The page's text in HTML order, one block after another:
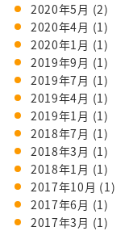
2020年5月 (2)
2020年4月 (1)
2020年1月 (1)
2019年9月 (1)
2019年7月 (1)
2019年4月 (1)
2019年1月 (1)
2018年7月 (1)
2018年3月 (1)
2018年1月 (1)
2017年10月 (1)
2017年6月 (1)
2017年3月 (1)